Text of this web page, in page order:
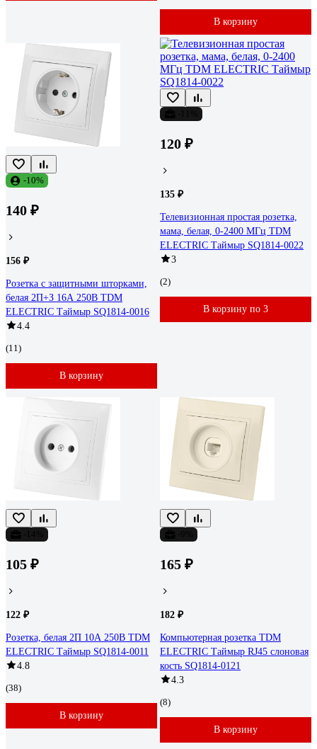
В корзину
-10%
140 ₽
156 ₽
Розетка с защитными шторками,
белая 2П+З 16А 250В TDM
ELECTRIC Таймыр SQ1814-0016
4.4
(11)
В корзину
120 ₽
135 ₽
Телевизионная простая розетка,
мама, белая, 0-2400 МГц TDM
ELECTRIC Таймыр SQ1814-0022
3
(2)
В корзину по 3
105 ₽
122 ₽
Розетка, белая 2П 10А 250В TDM
ELECTRIC Таймыр SQ1814-0011
4.8
(38)
В корзину
165 ₽
182 ₽
Компьютерная розетка TDM
ELECTRIC Таймыр RJ45 слоновая
кость SQ1814-0121
4.3
(8)
В корзину